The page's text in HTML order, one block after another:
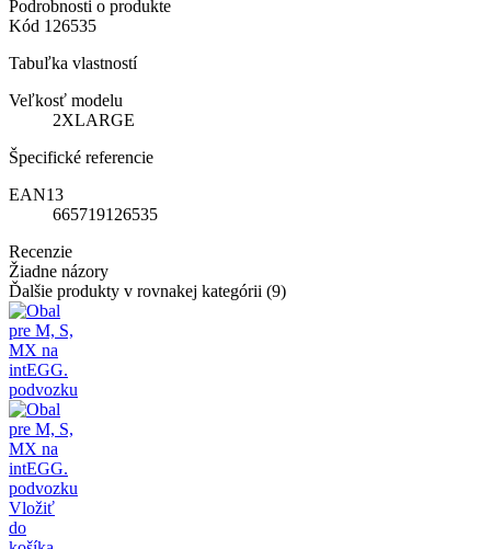
Podrobnosti o produkte
Kód 126535
Tabuľka vlastností
Veľkosť modelu
2XLARGE
Špecifické referencie
EAN13
665719126535
Recenzie
Žiadne názory
Ďalšie produkty v rovnakej kategórii (9)
Vložiť
do